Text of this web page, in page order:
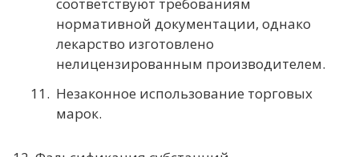
нормативной документации, однако
лекарство изготовлено
нелицензированным производителем.
Незаконное использование торговых
марок.